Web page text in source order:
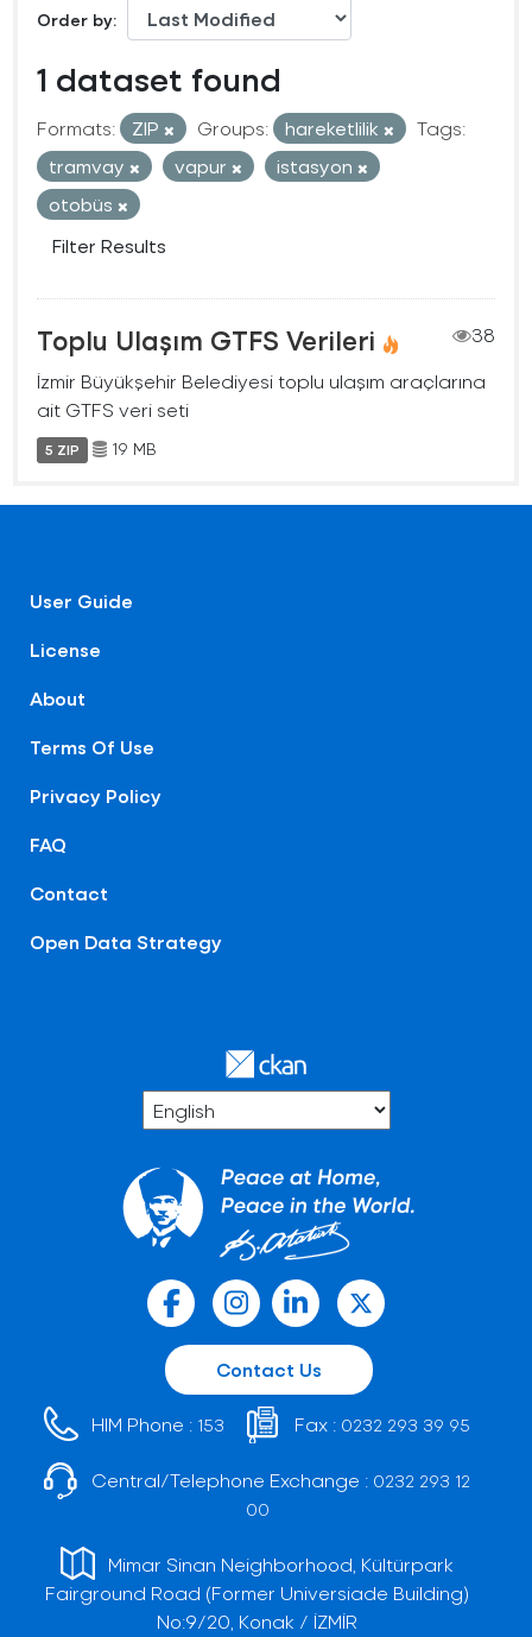
Order by
1 dataset found
Formats: ZIP Groups: hareketlilik
Tags:
tramvay
vapur
istasyon
otobüs
Filter Results
Toplu Ulaşım GTFS Verileri
38
İzmir Büyükşehir Belediyesi toplu ulaşım araçlarına
ait GTFS veri seti
5 ZIP 19 MB
User Guide
License
About
Terms Of Use
Privacy Policy
FAQ
Contact
Open Data Strategy
Contact Us
HIM Phone : 153 Fax : 0232 293 39 95
Central/Telephone Exchange : 0232 293 12
00
Mimar Sinan Neighborhood, Kültürpark
Fairground Road (Former Universiade Building)
No:9/20, Konak / İZMİR